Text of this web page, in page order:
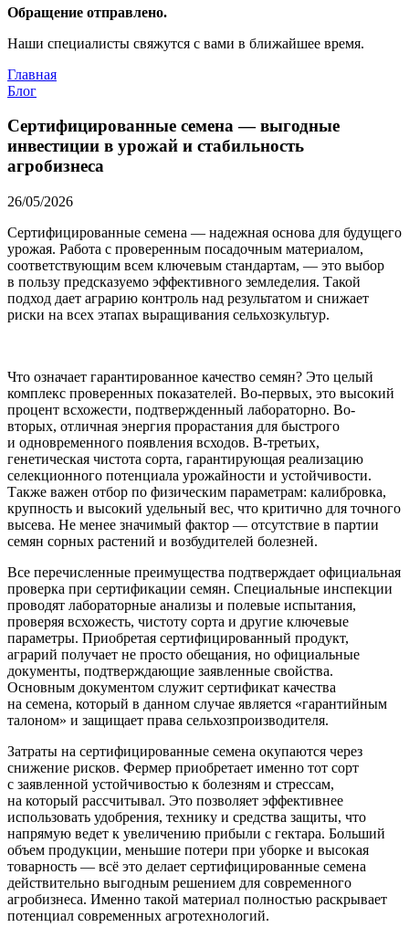
Обращение отправлено.
Наши специалисты свяжутся с вами в ближайшее время.
Главная
Блог
Сертифицированные семена — выгодные
инвестиции в урожай и стабильность
агробизнеса
26/05/2026
Сертифицированные семена — надежная основа для будущего
урожая. Работа с проверенным посадочным материалом,
соответствующим всем ключевым стандартам, — это выбор
в пользу предсказуемо эффективного земледелия. Такой
подход дает аграрию контроль над результатом и снижает
риски на всех этапах выращивания сельхозкультур.
Что означает гарантированное качество семян? Это целый
комплекс проверенных показателей. Во-первых, это высокий
процент всхожести, подтвержденный лабораторно. Во-
вторых, отличная энергия прорастания для быстрого
и одновременного появления всходов. В-третьих,
генетическая чистота сорта, гарантирующая реализацию
селекционного потенциала урожайности и устойчивости.
Также важен отбор по физическим параметрам: калибровка,
крупность и высокий удельный вес, что критично для точного
высева. Не менее значимый фактор — отсутствие в партии
семян сорных растений и возбудителей болезней.
Все перечисленные преимущества подтверждает официальная
проверка при сертификации семян. Специальные инспекции
проводят лабораторные анализы и полевые испытания,
проверяя всхожесть, чистоту сорта и другие ключевые
параметры. Приобретая сертифицированный продукт,
аграрий получает не просто обещания, но официальные
документы, подтверждающие заявленные свойства.
Основным документом служит сертификат качества
на семена, который в данном случае является «гарантийным
талоном» и защищает права сельхозпроизводителя.
Затраты на сертифицированные семена окупаются через
снижение рисков. Фермер приобретает именно тот сорт
с заявленной устойчивостью к болезням и стрессам,
на который рассчитывал. Это позволяет эффективнее
использовать удобрения, технику и средства защиты, что
напрямую ведет к увеличению прибыли с гектара. Больший
объем продукции, меньшие потери при уборке и высокая
товарность — всё это делает сертифицированные семена
действительно выгодным решением для современного
агробизнеса. Именно такой материал полностью раскрывает
потенциал современных агротехнологий.